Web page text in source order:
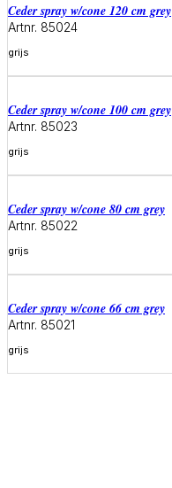
ceder spray w/cone 120 cm grey
Artnr. 85024
grijs
ceder spray w/cone 100 cm grey
Artnr. 85023
grijs
ceder spray w/cone 80 cm grey
Artnr. 85022
grijs
ceder spray w/cone 66 cm grey
Artnr. 85021
grijs